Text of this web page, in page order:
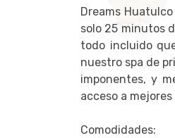
Dreams
solo 25 minutos
todo incluido
nuestro spa de
imponentes, y
acceso a
Comodidades: